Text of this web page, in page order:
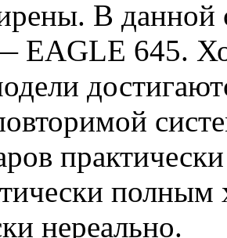
В данной
EAGLE 645.
нереально.